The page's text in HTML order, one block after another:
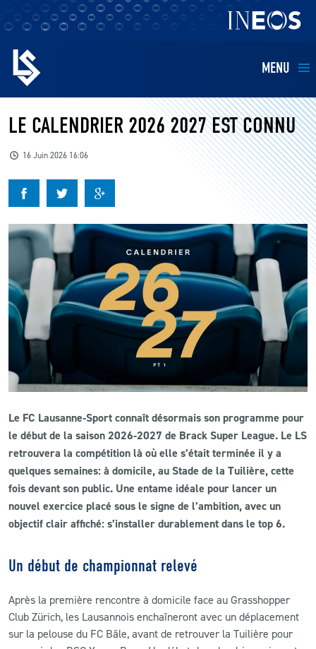
MENU
EQUIPES
BILLETTERIE
FANS
KIDS
BUSINESS
RESTAURATION
CLUB
CONTACT
ACTUALITÉS
LS E-SHOP
L’APP DU LS
LS ACADEMY CAMPS
PRESSE ET MEDIAS
LE CALENDRIER 2026 2027 EST CONNU
16 Juin 2026 16:06
Le FC Lausanne‑Sport connaît désormais son programme pour
le début de la saison 2026‑2027 de Brack Super League. Le LS
retrouvera la compétition là où elle s’était terminée il y a
quelques semaines: à domicile, au Stade de la Tuilière, cette
fois devant son public. Une entame idéale pour lancer un
nouvel exercice placé sous le signe de l’ambition, avec un
objectif clair affiché: s’installer durablement dans le top 6.
Un début de championnat relevé
Après la première rencontre à domicile face au Grasshopper
Club Zürich, les Lausannois enchaîneront avec un déplacement
sur la pelouse du FC Bâle, avant de retrouver la Tuilière pour